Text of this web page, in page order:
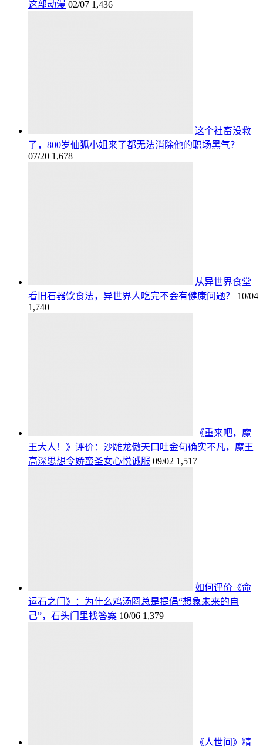
这部动漫 02/07 1,436
这个社畜没救
了，800岁仙狐小姐来了都无法消除他的职场黑气？
07/20 1,678
从异世界食堂
看旧石器饮食法，异世界人吃完不会有健康问题？
10/04
1,740
《重来吧，魔
王大人！》评价：沙雕龙傲天口吐金句确实不凡，魔王
高深思想令娇蛮圣女心悦诚服 09/02 1,517
如何评价《命
运石之门》：为什么鸡汤圈总是提倡“想象未来的自
己”，石头门里找答案 10/06 1,379
《人世间》精